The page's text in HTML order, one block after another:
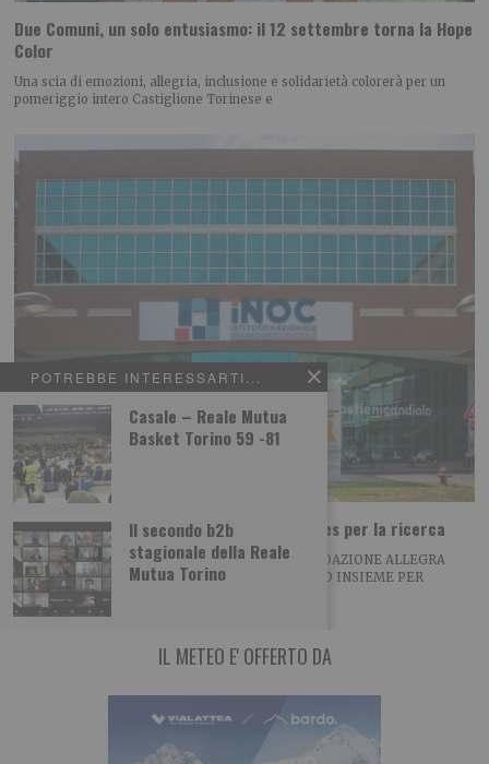
POTREBBE INTERESSARTI...
Casale – Reale Mutua
Basket Torino 59 -81
Il secondo b2b
stagionale della Reale
Mutua Torino
Due Comuni, un solo entusiasmo: il 12 settembre torna la Hope
Color
Una scia di emozioni, allegria, inclusione e solidarietà colorerà per un
pomeriggio intero Castiglione Torinese e
Coppa del Presidente al Golf Club Sestrieres per la ricerca
NASCE LA PARTNERSHIP TRA VIALATTEA E FONDAZIONE ALLEGRA
AGNELLI DUE GRANDI REALTA’ DEL TERRITORIO INSIEME PER
IL METEO E' OFFERTO DA